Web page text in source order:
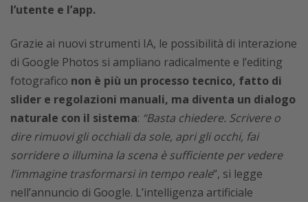
l’utente e l’app.
Grazie ai nuovi strumenti IA, le possibilità di interazione
di Google Photos si ampliano radicalmente e l’editing
fotografico non è più un processo tecnico, fatto di
slider e regolazioni manuali, ma diventa un dialogo
naturale con il sistema: “Basta chiedere. Scrivere o
dire rimuovi gli occhiali da sole, apri gli occhi, fai
sorridere o illumina la scena è sufficiente per vedere
l’immagine trasformarsi in tempo reale“, si legge
nell’annuncio di Google. L’intelligenza artificiale